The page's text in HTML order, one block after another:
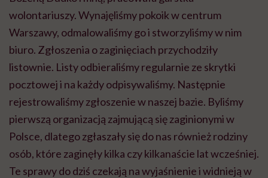
wolontariuszy. Wynajęliśmy pokoik w centrum
Warszawy, odmalowaliśmy go i stworzyliśmy w nim
biuro. Zgłoszenia o zaginięciach przychodziły
listownie. Listy odbieraliśmy regularnie ze skrytki
pocztowej i na każdy odpisywaliśmy. Następnie
rejestrowaliśmy zgłoszenie w naszej bazie. Byliśmy
pierwszą organizacją zajmującą się zaginionymi w
Polsce, dlatego zgłaszały się do nas również rodziny
osób, które zaginęły kilka czy kilkanaście lat wcześniej.
Te sprawy do dziś czekają na wyjaśnienie i widnieją w